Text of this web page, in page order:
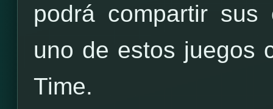
podrá compartir sus
uno de estos juegos
Time.